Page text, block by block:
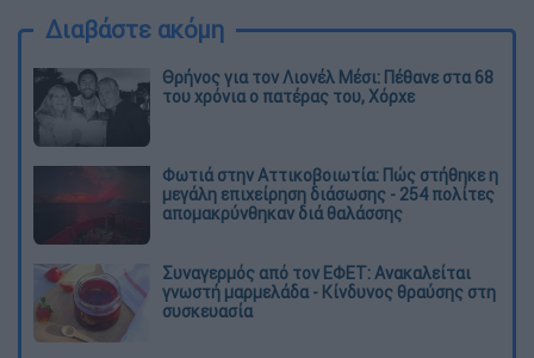
Διαβάστε ακόμη
Θρήνος για τον Λιονέλ Μέσι: Πέθανε στα 68
του χρόνια ο πατέρας του, Χόρχε
Φωτιά στην Αττικοβοιωτία: Πώς στήθηκε η
μεγάλη επιχείρηση διάσωσης - 254 πολίτες
απομακρύνθηκαν διά θαλάσσης
Συναγερμός από τον ΕΦΕΤ: Ανακαλείται
γνωστή μαρμελάδα - Κίνδυνος θραύσης στη
συσκευασία